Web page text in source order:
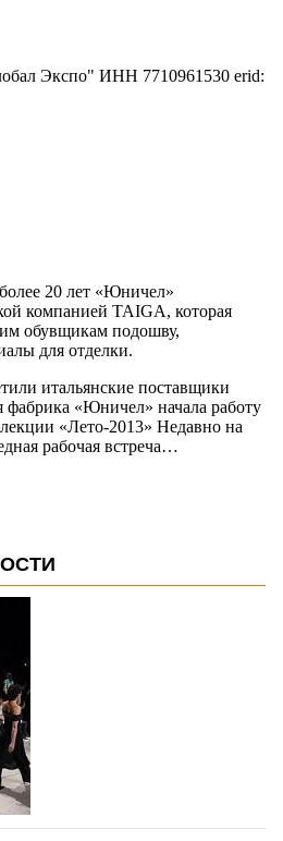
Экспо" ИНН 7710961530 erid:
20 лет «Юничел»
компанией TAIGA, которая
обувщикам подошву,
для отделки.
итальянские поставщики
«Юничел» начала работу
«Лето-2013» Недавно на
рабочая встреча…